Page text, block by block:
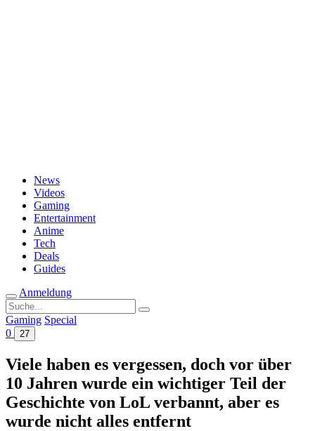
News
Videos
Gaming
Entertainment
Anime
Tech
Deals
Guides
Anmeldung
Suche
nach:
Gaming Special
0
27
Viele haben es vergessen, doch vor über
10 Jahren wurde ein wichtiger Teil der
Geschichte von LoL verbannt, aber es
wurde nicht alles entfernt